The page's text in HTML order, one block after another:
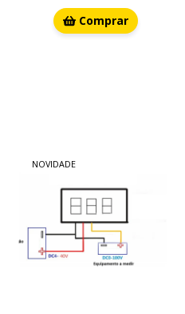
Comprar
NOVIDADE